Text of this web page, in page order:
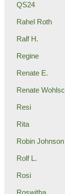
QS24
Rahel Roth
Ralf H.
Regine
Renate E.
Renate
Resi
Rita
Robin Johnson
Rolf L.
Rosi